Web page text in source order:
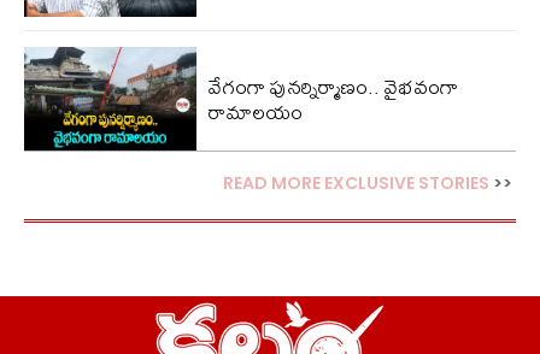
వేగంగా పునర్నిర్మాణం.. వైభవంగా
రామాలయం
READ MORE EXCLUSIVE STORIES >>